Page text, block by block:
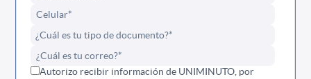
Autorizo recibir información de UNIMINUTO, por